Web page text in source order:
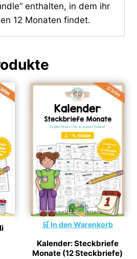
enthalten, in dem ihr
12 Monaten findet.
In den Warenkorb
Kalender: Steckbriefe
Monate (12 Steckbriefe)